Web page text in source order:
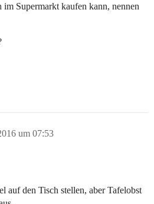
Supermarkt kaufen kann, nennen
um 07:53
auf den Tisch stellen, aber Tafelobst